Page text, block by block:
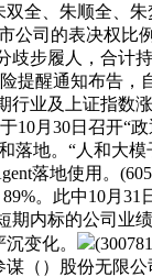
全、朱顺全、
司的表决权比
步履人，合计
醒通知布告，
业及上证指数
10月30日召开
地。“人和大
落地使用。
。此中10月
内标的公司
变化。
（）股份无限